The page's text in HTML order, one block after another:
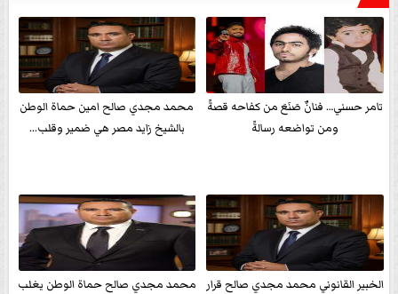
تامر حسني… فنانٌ صَنَعَ من كفاحه قصةً
ومن تواضعه رسالةً
محمد مجدي صالح امين حماة الوطن
بالشيخ زايد مصر هي ضمير وقلب...
الخبير القانوني محمد مجدي صالح قرار
محمد مجدي صالح حماة الوطن يغلب